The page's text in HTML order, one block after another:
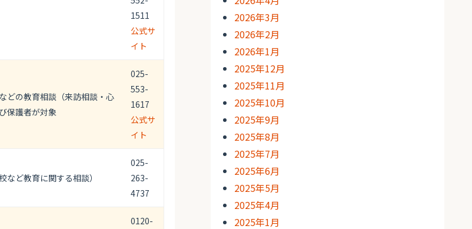
1511
公式サ
イト
どの教育相談（来訪相談・心
保護者が対象
025-
553-
1617
公式サ
イト
ど教育に関する相談）
025-
263-
4737
0120-
2026年3月
2026年2月
2026年1月
2025年12月
2025年11月
2025年10月
2025年9月
2025年8月
2025年7月
2025年6月
2025年5月
2025年4月
2025年1月